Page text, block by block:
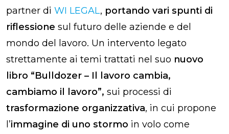
partner di WI LEGAL, portando vari spunti di
riflessione sul futuro delle aziende e del
mondo del lavoro. Un intervento legato
strettamente ai temi trattati nel suo nuovo
libro “Bulldozer – Il lavoro cambia,
cambiamo il lavoro”, sui processi di
trasformazione organizzativa, in cui propone
l’immagine di uno stormo in volo come